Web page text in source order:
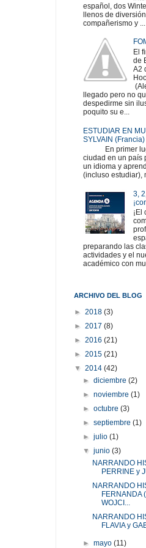
español, dos
llenos de
compañerismo y ...
El
de
A2
llegado pero no
despedirme sin
poquito su e...
ESTUDIAR EN
SYLVAIN (Francia)
En primer
ciudad en un país
un idioma y
(incluso estudiar),
3, 2,
¡El
preparando las
actividades y el
académico con
ARCHIVO DEL BLOG
► 2018 (3)
► 2017 (8)
► 2016 (21)
► 2015 (21)
▼ 2014 (42)
►diciembre(2)
►noviembre(1)
►octubre(3)
►septiembre(1)
►julio(1)
▼junio(3)
NARRANDO
PERRINE y
NARRANDO
FERNANDA
WOJCI...
NARRANDO
FLAVIA y
►mayo(11)